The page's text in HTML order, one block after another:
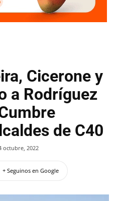
Cicerone y
a Rodríguez
de C40
octubre, 2022
+ Seguinos en Google